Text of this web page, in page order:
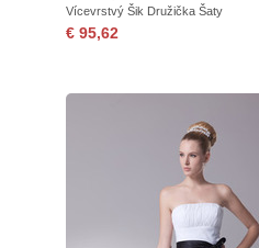
Vícevrstvý Šik Družička Šaty
€ 95,62